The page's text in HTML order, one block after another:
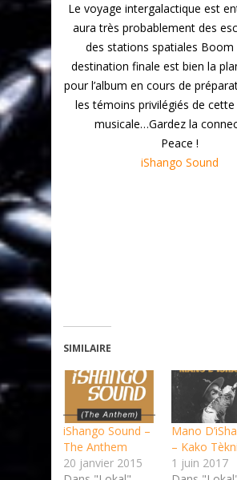
Le voyage intergalactique est
aura très probablement des
des stations spatiales Boom
destination finale est bien la
pour l’album en cours de
les témoins privilégiés de
musicale…Gardez la
Peace !
iShango Sound
SIMILAIRE
iShango Sound –
The Anthem
20 janvier 2015
Mano
– Kako
1 juin 2017